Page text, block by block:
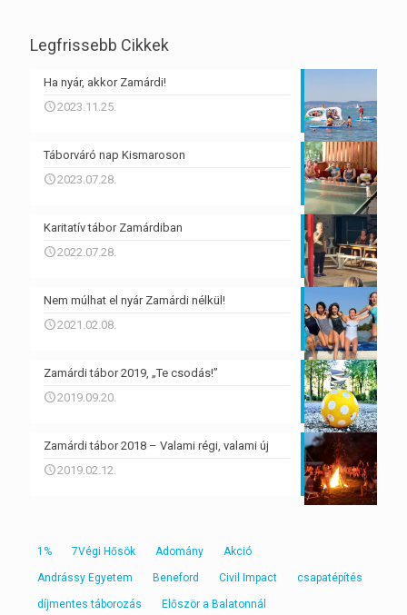
Legfrissebb Cikkek
Ha nyár, akkor Zamárdi!
2023.11.25.
Táborváró nap Kismaroson
2023.07.28.
Karitatív tábor Zamárdiban
2022.07.28.
Nem múlhat el nyár Zamárdi nélkül!
2021.02.08.
Zamárdi tábor 2019, „Te csodás!”
2019.09.20.
Zamárdi tábor 2018 – Valami régi, valami új
2019.02.12.
1% 7Végi Hősök Adomány Akció
Andrássy Egyetem Beneford Civil Impact csapatépítés
díjmentes táborozás Először a Balatonnál